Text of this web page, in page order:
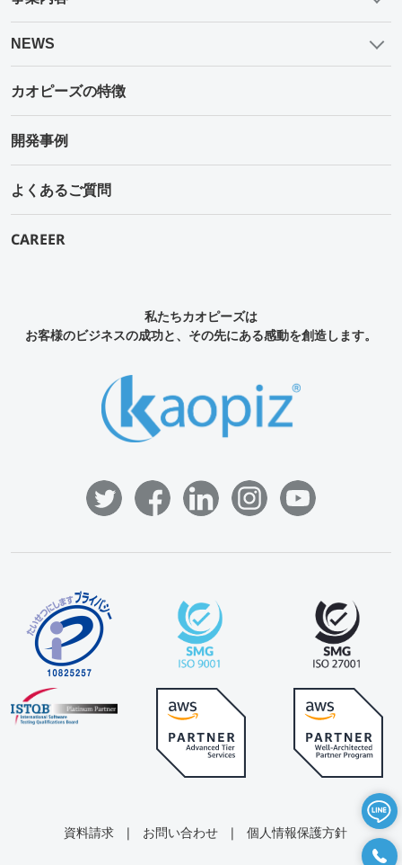
NEWS
カオピーズの特徴
開発事例
よくあるご質問
CAREER
私たちカオピーズは
お客様のビジネスの成功と、その先にある感動を創造します。
資料請求 | お問い合わせ | 個人情報保護方針